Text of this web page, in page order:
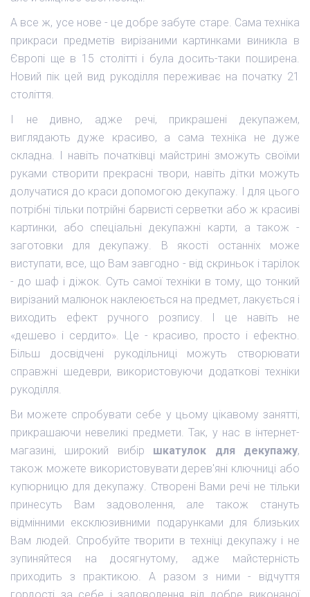
А все ж, усе нове - це добре забуте старе. Сама техніка
прикраси предметів вирізаними картинками виникла в
Європі ще в 15 столітті і була досить-таки поширена.
Новий пік цей вид рукоділля переживає на початку 21
століття.
І не дивно, адже речі, прикрашені декупажем,
виглядають дуже красиво, а сама техніка не дуже
складна. І навіть початківці майстрині зможуть своїми
руками створити прекрасні твори, навіть дітки можуть
долучатися до краси допомогою декупажу. І для цього
потрібні тільки потрійні барвисті серветки або ж красиві
картинки, або спеціальні декупажні карти, а також -
заготовки для декупажу. В якості останніх може
виступати, все, що Вам завгодно - від скриньок і тарілок
- до шаф і діжок. Суть самої техніки в тому, що тонкий
вирізаний малюнок наклеюється на предмет, лакується і
виходить ефект ручного розпису. І це навіть не
«дешево і сердито». Це - красиво, просто і ефектно.
Більш досвідчені рукодільниці можуть створювати
справжні шедеври, використовуючи додаткові техніки
рукоділля.
Ви можете спробувати себе у цьому цікавому занятті,
прикрашаючи невеликі предмети. Так, у нас в інтернет-
магазині, широкий вибір шкатулок для декупажу,
також можете використовувати дерев'яні ключниці або
купюрницю для декупажу. Створені Вами речі не тільки
принесуть Вам задоволення, але також стануть
відмінними ексклюзивними подарунками для близьких
Вам людей. Спробуйте творити в техніці декупажу і не
зупиняйтеся на досягнутому, адже майстерність
приходить з практикою. А разом з ними - відчуття